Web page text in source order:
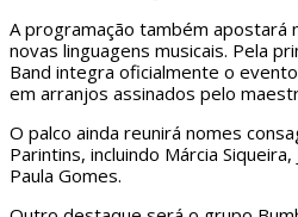
A programação também apostará
novas linguagens musicais. Pela
Band integra oficialmente o
em arranjos assinados pelo
O palco ainda reunirá nomes
Parintins, incluindo Márcia Siqueira,
Paula Gomes.